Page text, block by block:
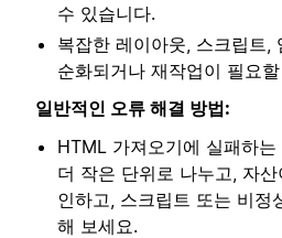
수 있습니다.
복잡한 레이아웃, 스크립트,
순화되거나 재작업이 필요
일반적인 오류 해결 방법:
HTML 가져오기에 실패하
더 작은 단위로 나누고, 자
인하고, 스크립트 또는 비정
해 보세요.